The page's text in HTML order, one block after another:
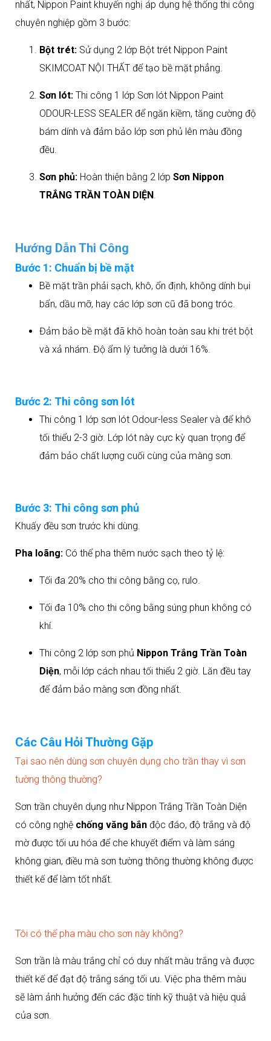
nhất, Nippon Paint khuyến nghị áp dụng hệ thống thi công
chuyên nghiệp gồm 3 bước:
Bột trét: Sử dụng 2 lớp Bột trét Nippon Paint
SKIMCOAT NỘI THẤT để tạo bề mặt phẳng.
Sơn lót: Thi công 1 lớp Sơn lót Nippon Paint
ODOUR-LESS SEALER để ngăn kiềm, tăng cường độ
bám dính và đảm bảo lớp sơn phủ lên màu đồng
đều.
Sơn phủ: Hoàn thiện bằng 2 lớp Sơn Nippon
TRẮNG TRẦN TOÀN DIỆN.
Hướng Dẫn Thi Công
Bước 1: Chuẩn bị bề mặt
Bề mặt trần phải sạch, khô, ổn định, không dính bụi
bẩn, dầu mỡ, hay các lớp sơn cũ đã bong tróc.
Đảm bảo bề mặt đã khô hoàn toàn sau khi trét bột
và xả nhám. Độ ẩm lý tưởng là dưới 16%.
Bước 2: Thi công sơn lót
Thi công 1 lớp sơn lót Odour-less Sealer và để khô
tối thiểu 2-3 giờ. Lớp lót này cực kỳ quan trọng để
đảm bảo chất lượng cuối cùng của màng sơn.
Bước 3: Thi công sơn phủ
Khuấy đều sơn trước khi dùng.
Pha loãng: Có thể pha thêm nước sạch theo tỷ lệ:
Tối đa 20% cho thi công bằng cọ, rulo.
Tối đa 10% cho thi công bằng súng phun không có
khí.
Thi công 2 lớp sơn phủ Nippon Trắng Trần Toàn
Diện, mỗi lớp cách nhau tối thiểu 2 giờ. Lăn đều tay
để đảm bảo màng sơn đồng nhất.
Các Câu Hỏi Thường Gặp
Tại sao nên dùng sơn chuyên dụng cho trần thay vì sơn
tường thông thường?
Sơn trần chuyên dụng như Nippon Trắng Trần Toàn Diện
có công nghệ chống văng bắn độc đáo, độ trắng và độ
mờ được tối ưu hóa để che khuyết điểm và làm sáng
không gian, điều mà sơn tường thông thường không được
thiết kế để làm tốt nhất.
Tôi có thể pha màu cho sơn này không?
Sơn trần là màu trắng chỉ có duy nhất màu trắng và được
thiết kế để đạt độ trắng sáng tối ưu. Việc pha thêm màu
sẽ làm ảnh hưởng đến các đặc tính kỹ thuật và hiệu quả
của sơn.